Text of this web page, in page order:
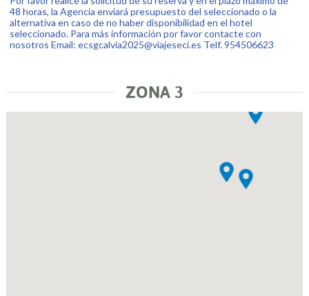
48 horas, la Agencia enviará presupuesto del seleccionado o la
alternativa en caso de no haber disponibilidad en el hotel
seleccionado. Para más información por favor contacte con
nosotros Email: ecsgcalvia2025@viajeseci.es Telf. 954506623
ZONA 3